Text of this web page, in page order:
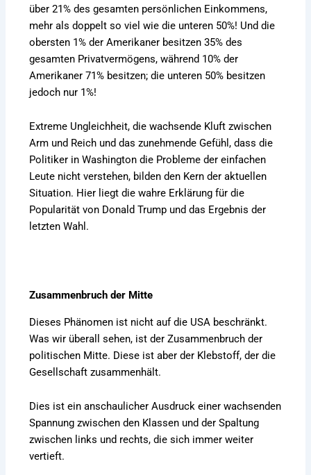
über 21% des gesamten persönlichen Einkommens,
mehr als doppelt so viel wie die unteren 50%! Und die
obersten 1% der Amerikaner besitzen 35% des
gesamten Privatvermögens, während 10% der
Amerikaner 71% besitzen; die unteren 50% besitzen
jedoch nur 1%!
Extreme Ungleichheit, die wachsende Kluft zwischen
Arm und Reich und das zunehmende Gefühl, dass die
Politiker in Washington die Probleme der einfachen
Leute nicht verstehen, bilden den Kern der aktuellen
Situation. Hier liegt die wahre Erklärung für die
Popularität von Donald Trump und das Ergebnis der
letzten Wahl.
Zusammenbruch der Mitte
Dieses Phänomen ist nicht auf die USA beschränkt.
Was wir überall sehen, ist der Zusammenbruch der
politischen Mitte. Diese ist aber der Klebstoff, der die
Gesellschaft zusammenhält.
Dies ist ein anschaulicher Ausdruck einer wachsenden
Spannung zwischen den Klassen und der Spaltung
zwischen links und rechts, die sich immer weiter
vertieft.